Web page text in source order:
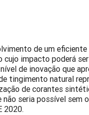
de um
cujo impacto poderá
de inovação que
tingimento natural
de corantes
não seria possível sem
2020.